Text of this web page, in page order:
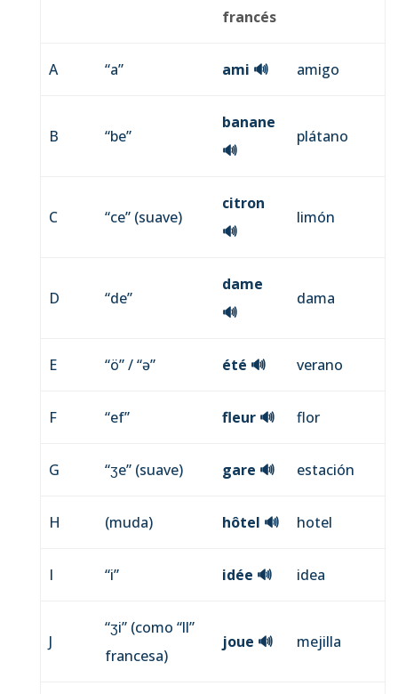
francés
A “a” ami 🔊 amigo
B “be”
banane
🔊
plátano
C “ce” (suave)
citron
🔊
limón
D “de”
dame
🔊
dama
E “ö” / “ə” été 🔊 verano
F “ef” fleur 🔊 flor
G “ʒe” (suave) gare 🔊 estación
H (muda) hôtel 🔊 hotel
I “i” idée 🔊 idea
J
“ʒi” (como “ll”
francesa)
joue 🔊 mejilla